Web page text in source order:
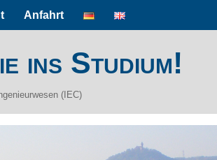
Anfahrt
ins Studium!
(IEC)